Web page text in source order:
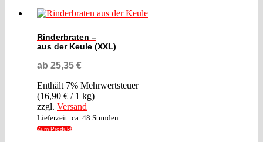
Rinderbraten –
aus der Keule (XXL)
ab 25,35 €
Enthält 7% Mehrwertsteuer
(16,90 € / 1 kg)
zzgl. Versand
Lieferzeit: ca. 48 Stunden
Zum Produkt